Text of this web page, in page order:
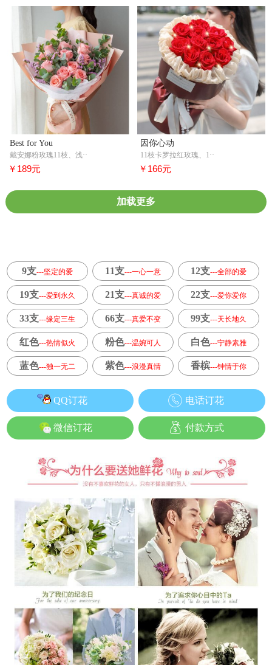
Best for You
戴安娜粉玫瑰11枝、浅··
￥189元
因你心动
11枝卡罗拉红玫瑰、1··
￥166元
加载更多
9支---坚定的爱 11支---一心一意 12支---全部的爱
19支---爱到永久 21支---真诚的爱 22支---爱你爱你
33支---缘定三生 66支---真爱不变 99支---天长地久
红色---热情似火 粉色---温婉可人 白色---宁静素雅
蓝色---独一无二 紫色---浪漫真情 香槟---钟情于你
QQ订花 电话订花
微信订花 付款方式